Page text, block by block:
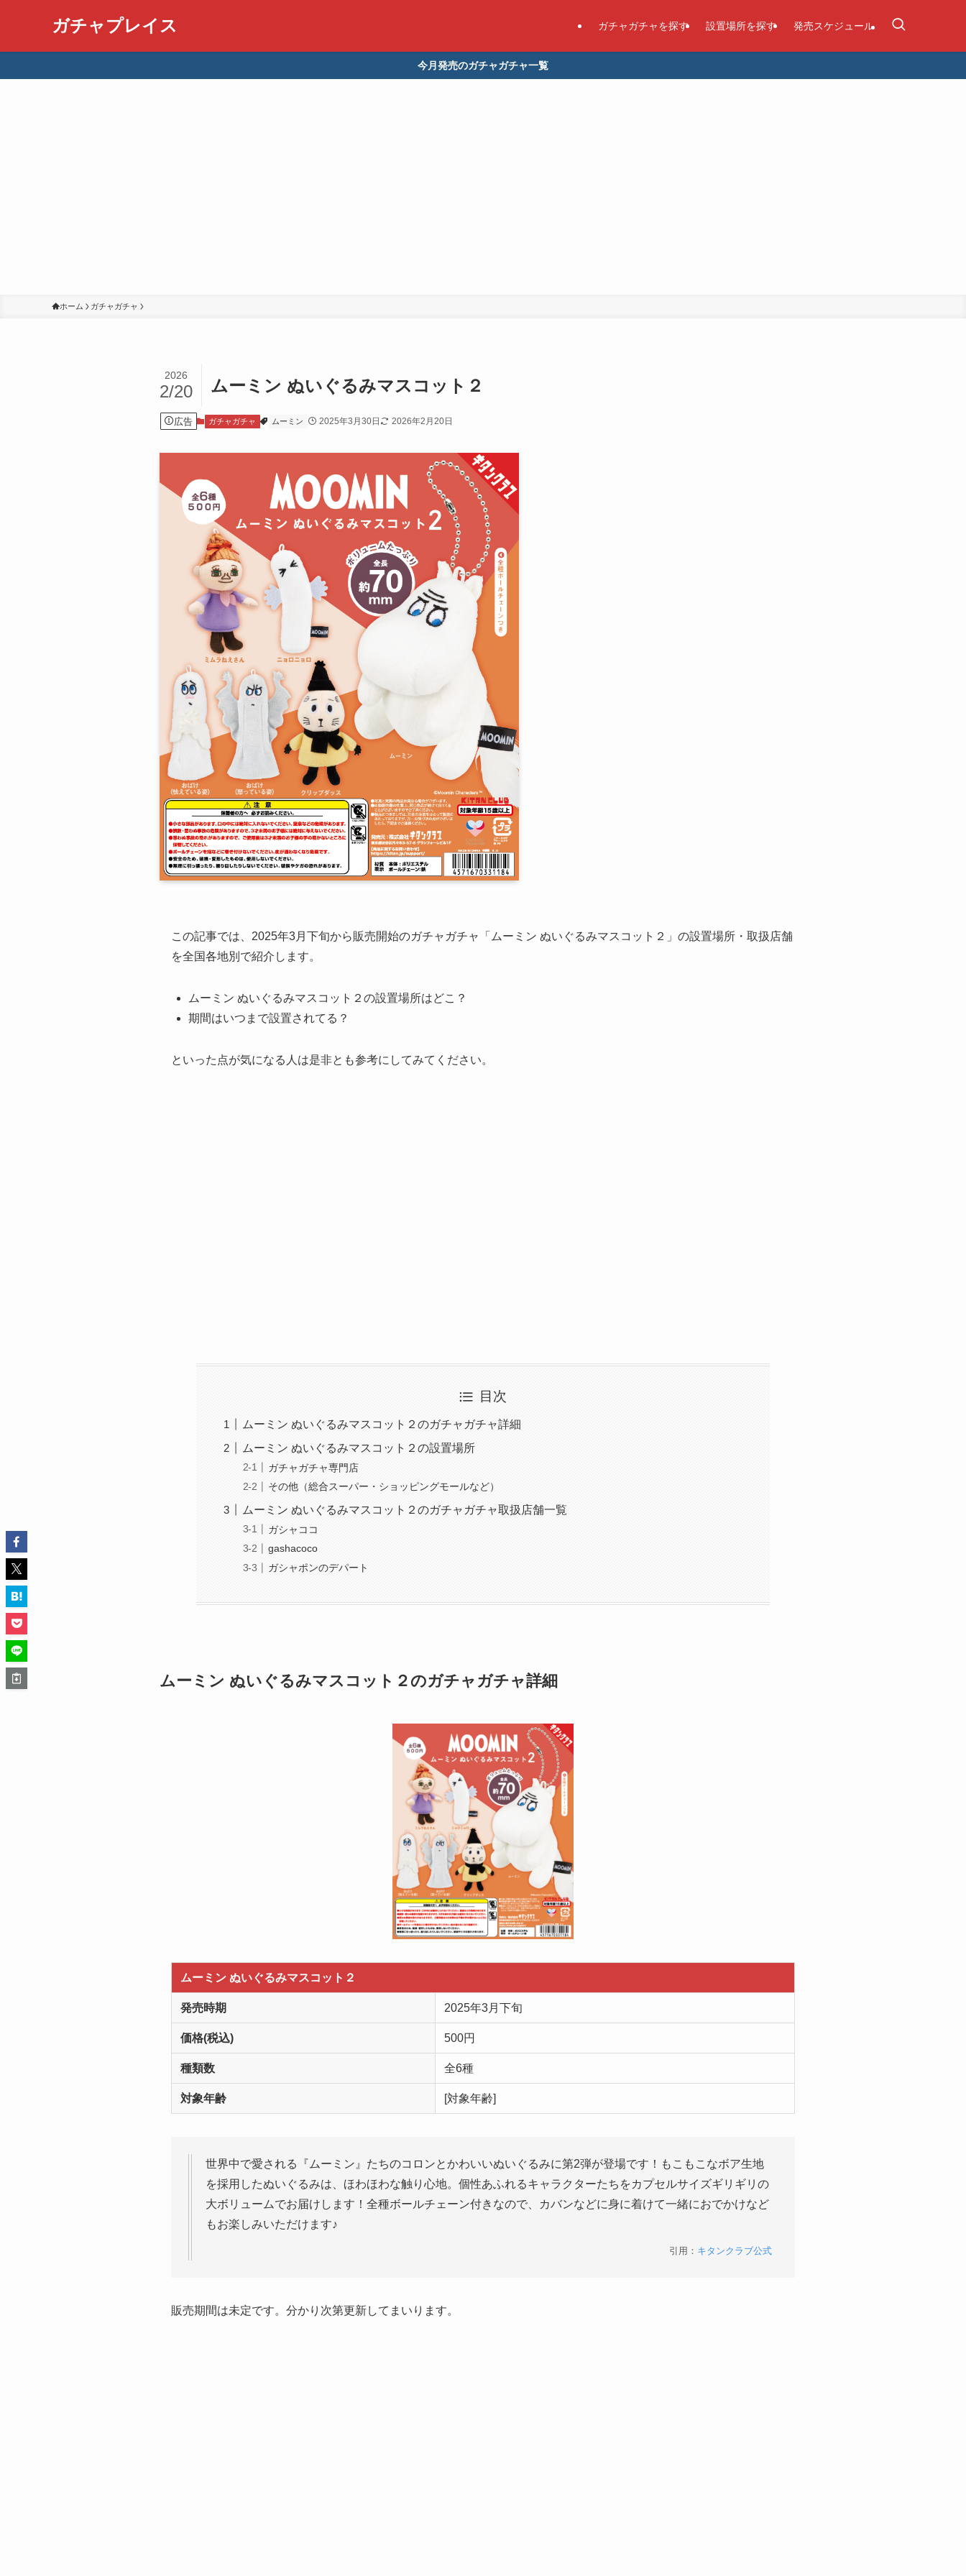
ガチャプレイス ガチャガチャを探す 設置場所を探す 発売スケジュール
今月発売のガチャガチャ一覧
ホーム ガチャガチャ
ムーミン ぬいぐるみマスコット２
2026
2/20
広告 ガチャガチャ ムーミン 2025年3月30日 2026年2月20日
この記事では、2025年3月下旬から販売開始のガチャガチャ「ムーミン ぬいぐるみマスコット２」の設置場所・取扱店舗
を全国各地別で紹介します。
ムーミン ぬいぐるみマスコット２の設置場所はどこ？
期間はいつまで設置されてる？
といった点が気になる人は是非とも参考にしてみてください。
目次
ムーミン ぬいぐるみマスコット２のガチャガチャ詳細
ムーミン ぬいぐるみマスコット２の設置場所
ガチャガチャ専門店
その他（総合スーパー・ショッピングモールなど）
ムーミン ぬいぐるみマスコット２のガチャガチャ取扱店舗一覧
ガシャココ
gashacoco
ガシャポンのデパート
ムーミン ぬいぐるみマスコット２のガチャガチャ詳細
ムーミン ぬいぐるみマスコット２
発売時期 2025年3月下旬
価格(税込) 500円
種類数 全6種
対象年齢 [対象年齢]
世界中で愛される『ムーミン』たちのコロンとかわいいぬいぐるみに第2弾が登場です！もこもこなボア生地
を採用したぬいぐるみは、ほわほわな触り心地。個性あふれるキャラクターたちをカプセルサイズギリギリの
大ボリュームでお届けします！全種ボールチェーン付きなので、カバンなどに身に着けて一緒におでかけなど
もお楽しみいただけます♪
引用： キタンクラブ公式
販売期間は未定です。分かり次第更新してまいります。